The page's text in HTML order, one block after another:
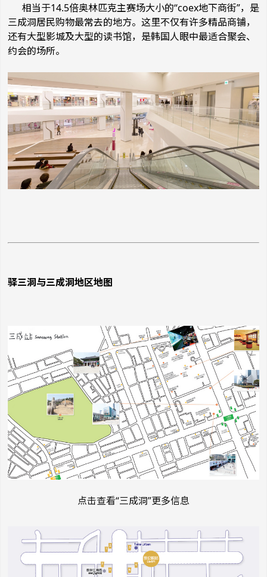
相当于14.5倍奥林匹克主赛场大小的“coex地下商街”，是
三成洞居民购物最常去的地方。这里不仅有许多精品商铺，
还有大型影城及大型的读书馆，是韩国人眼中最适合聚会、
约会的场所。
驿三洞与三成洞地区地图
点击查看“三成洞”更多信息